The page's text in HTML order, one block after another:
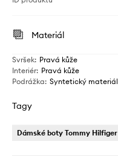
Materiál
Svršek: Pravá kůže
Interiér: Pravá kůže
Podrážka: Syntetický materiál
Tagy
Dámské boty Tommy Hilfiger